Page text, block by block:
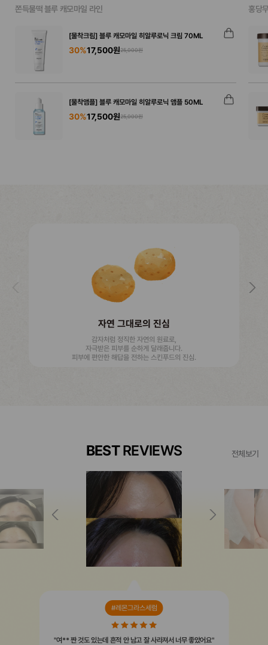
쫀득물떡 블루 캐모마일 라인
[물착크림] 블루 캐모마일 히알루로닉 크림 70ML
30%17,500원25,000원
[물착앰플] 블루 캐모마일 히알루로닉 앰플 50ML
30%17,500원25,000원
홍당
자연 그대로의 진심
감자처럼 정직한 자연의 원료로,
자극받은 피부를 순하게 달래줍니다.
피부에 편안한 해답을 전하는 스킨푸드의 진심.
BESTREVIEWS 전체보기
#레몬그라스세럼
"여** 짠 것도 있는데 흔적 안 남고 잘 사라져서 너무 좋았어요"